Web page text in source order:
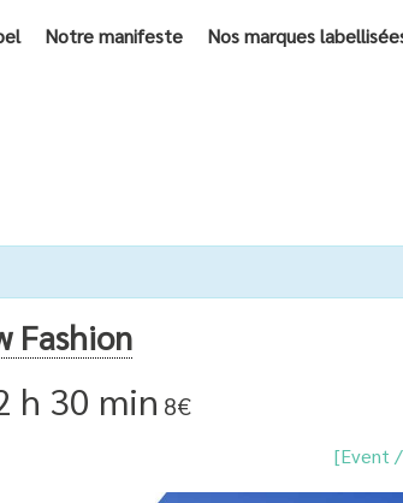
Notre manifeste Nos marques
Fashion
h 30 min 8€
[Event